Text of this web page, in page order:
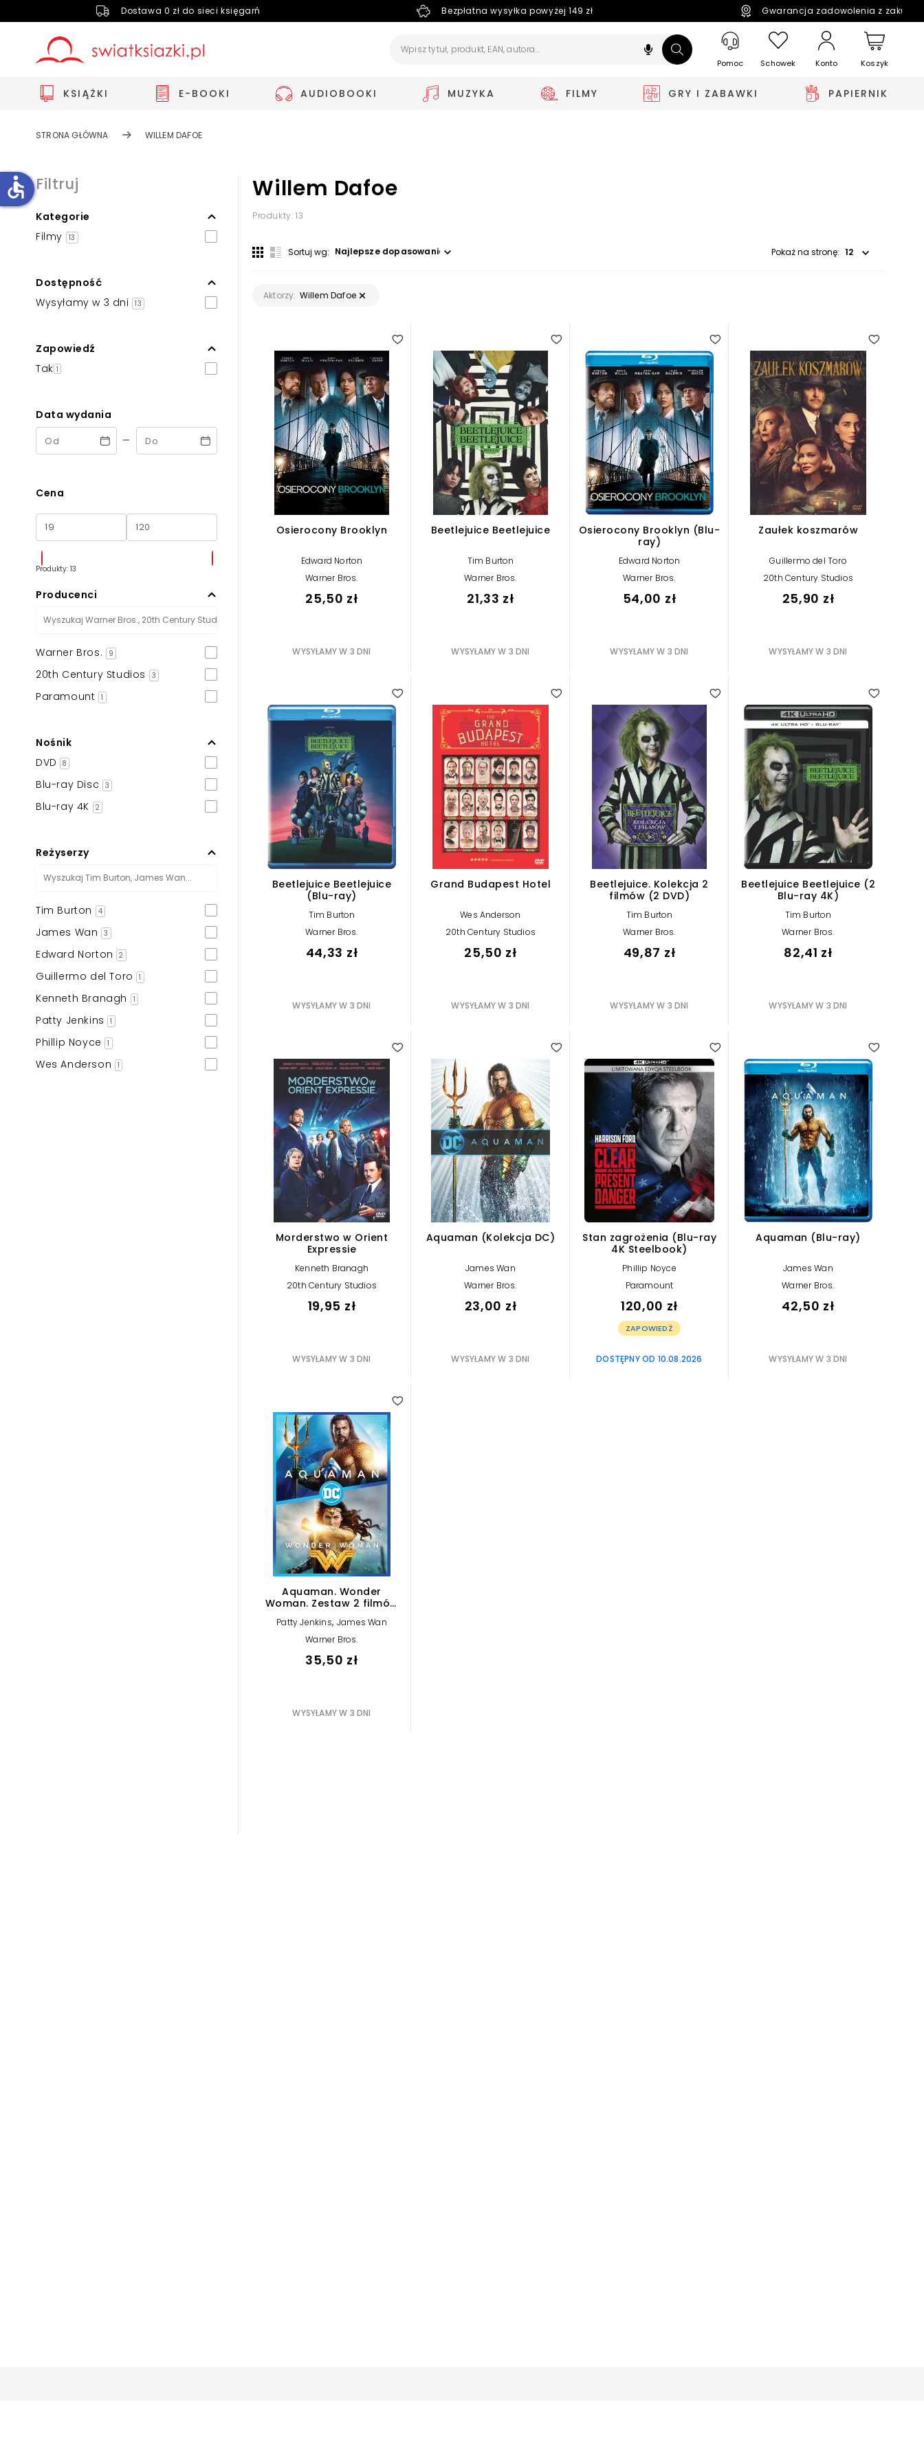
Dostawa 0 zł do sieci księgarń Bezpłatna wysyłka powyżej 149 zł Gwarancja zadowolenia z
Pomoc Schowek Konto Koszyk
KSIĄŻKI E-BOOKI AUDIOBOOKI MUZYKA FILMY GRY I ZABAWKI PAPIERNIK
STRONA GŁÓWNA WILLEM DAFOE
Filtruj
Kategorie
Filmy
13
Dostępność
Wysyłamy w 3 dni 13
Zapowiedź
Tak 1
Data wydania
-
Cena
Produkty: 13
Producenci
Warner Bros. 9
20th Century Studios 3
Paramount 1
Nośnik
DVD 8
Blu-ray Disc 3
Blu-ray 4K 2
Reżyserzy
Tim Burton 4
James Wan 3
Edward Norton 2
Guillermo del Toro 1
Kenneth Branagh 1
Patty Jenkins 1
Phillip Noyce 1
Wes Anderson 1
Willem Dafoe
Produkty: 13
Sortuj wg: Pokaż na stronę:
Aktorzy: Willem Dafoe
Osierocony Brooklyn
Edward Norton
Warner Bros.
25,50 zł
WYSYŁAMY W 3 DNI
Beetlejuice Beetlejuice
Tim Burton
Warner Bros.
21,33 zł
WYSYŁAMY W 3 DNI
Osierocony Brooklyn (Blu-
ray)
Edward Norton
Warner Bros.
54,00 zł
WYSYŁAMY W 3 DNI
Zaułek koszmarów
Guillermo del Toro
20th Century Studios
25,90 zł
WYSYŁAMY W 3 DNI
Beetlejuice Beetlejuice
(Blu-ray)
Tim Burton
Warner Bros.
44,33 zł
WYSYŁAMY W 3 DNI
Grand Budapest Hotel
Wes Anderson
20th Century Studios
25,50 zł
WYSYŁAMY W 3 DNI
Beetlejuice. Kolekcja 2
filmów (2 DVD)
Tim Burton
Warner Bros.
49,87 zł
WYSYŁAMY W 3 DNI
Beetlejuice Beetlejuice (2
Blu-ray 4K)
Tim Burton
Warner Bros.
82,41 zł
WYSYŁAMY W 3 DNI
Morderstwo w Orient
Expressie
Kenneth Branagh
20th Century Studios
19,95 zł
WYSYŁAMY W 3 DNI
Aquaman (Kolekcja DC)
James Wan
Warner Bros.
23,00 zł
WYSYŁAMY W 3 DNI
Stan zagrożenia (Blu-ray
4K Steelbook)
Phillip Noyce
Paramount
120,00 zł
ZAPOWIEDŹ
DOSTĘPNY OD 10.08.2026
Aquaman (Blu-ray)
James Wan
Warner Bros.
42,50 zł
WYSYŁAMY W 3 DNI
Aquaman. Wonder
Woman. Zestaw 2 filmów
Patty Jenkins, James Wan
Warner Bros.
35,50 zł
WYSYŁAMY W 3 DNI
accessible
Zwiększ rozmiar czcionki
Zmniejsz rozmiar czcionki
Pomoc w czytaniu
Podkreślenie linków